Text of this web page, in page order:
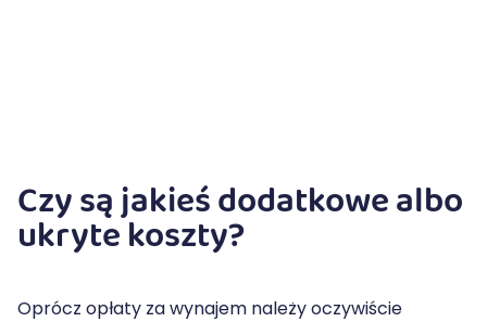
Czy są jakieś dodatkowe albo
ukryte koszty?
Oprócz opłaty za wynajem należy oczywiście